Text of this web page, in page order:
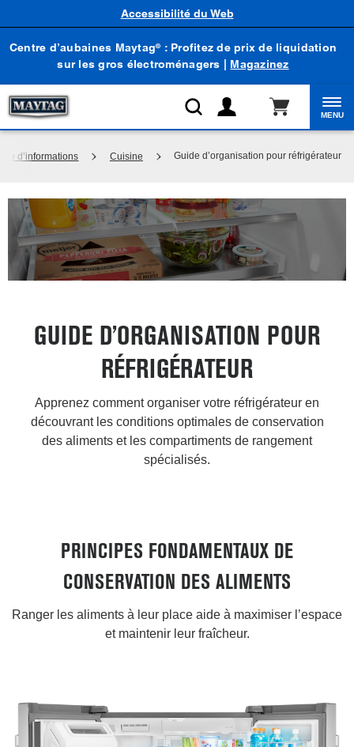
Centre d’aubaines Maytag® : Profitez de prix de liquidation
sur les gros électroménagers | Magazinez
Accessibilité du Web
MENU
d’informations Cuisine Guide d’organisation pour réfrigérateur
GUIDE D’ORGANISATION POUR
RÉFRIGÉRATEUR
Apprenez comment organiser votre réfrigérateur en
découvrant les conditions optimales de conservation
des aliments et les compartiments de rangement
spécialisés.
PRINCIPES FONDAMENTAUX DE
CONSERVATION DES ALIMENTS
Ranger les aliments à leur place aide à maximiser l’espace
et maintenir leur fraîcheur.